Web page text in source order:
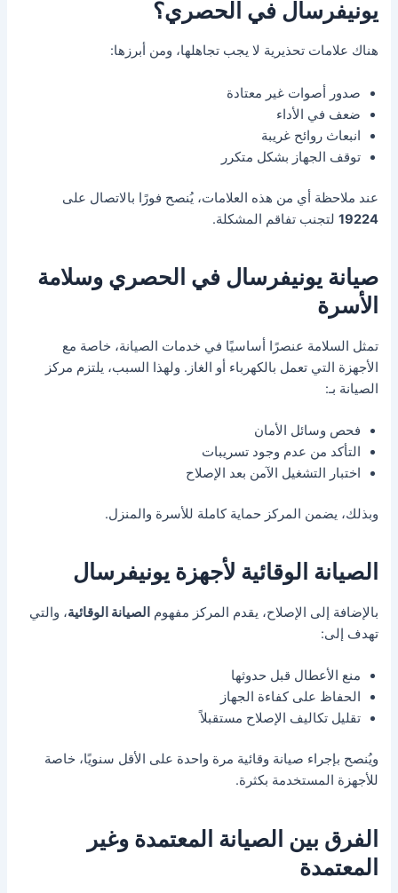
يونيفرسال في الحصري؟
هناك علامات تحذيرية لا يجب تجاهلها، ومن أبرزها:
صدور أصوات غير معتادة
ضعف في الأداء
انبعاث روائح غريبة
توقف الجهاز بشكل متكرر
عند ملاحظة أي من هذه العلامات، يُنصح فورًا بالاتصال على
19224 لتجنب تفاقم المشكلة.
صيانة يونيفرسال في الحصري وسلامة
الأسرة
تمثل السلامة عنصرًا أساسيًا في خدمات الصيانة، خاصة مع
الأجهزة التي تعمل بالكهرباء أو الغاز. ولهذا السبب، يلتزم مركز
الصيانة بـ:
فحص وسائل الأمان
التأكد من عدم وجود تسريبات
اختبار التشغيل الآمن بعد الإصلاح
وبذلك، يضمن المركز حماية كاملة للأسرة والمنزل.
الصيانة الوقائية لأجهزة يونيفرسال
بالإضافة إلى الإصلاح، يقدم المركز مفهوم الصيانة الوقائية، والتي
تهدف إلى:
منع الأعطال قبل حدوثها
الحفاظ على كفاءة الجهاز
تقليل تكاليف الإصلاح مستقبلاً
ويُنصح بإجراء صيانة وقائية مرة واحدة على الأقل سنويًا، خاصة
للأجهزة المستخدمة بكثرة.
الفرق بين الصيانة المعتمدة وغير
المعتمدة